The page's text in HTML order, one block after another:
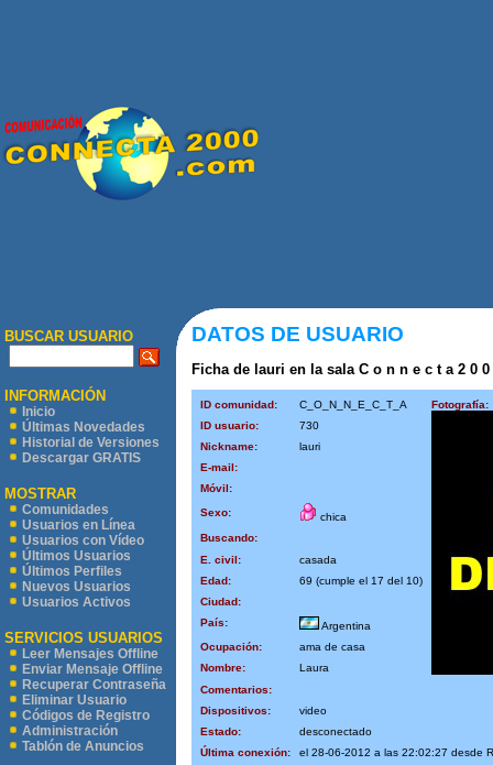
BUSCAR USUARIO
INFORMACIÓN
Inicio
Últimas Novedades
Historial de Versiones
Descargar GRATIS
MOSTRAR
Comunidades
Usuarios en Línea
Usuarios con Vídeo
Últimos Usuarios
Últimos Perfiles
Nuevos Usuarios
Usuarios Activos
SERVICIOS USUARIOS
Leer Mensajes Offline
Enviar Mensaje Offline
Recuperar Contraseña
Eliminar Usuario
Códigos de Registro
Administración
Tablón de Anuncios
DATOS DE USUARIO
Ficha de lauri en la sala C o n n e c t a 2 0 0
ID comunidad: C_O_N_N_E_C_T_A
Fotografía:
ID usuario:
730
Nickname:
lauri
E-mail:
Móvil:
Sexo:
chica
Buscando:
E. civil:
casada
Edad:
69 (cumple el 17 del 10)
Ciudad:
País:
Argentina
Ocupación:
ama de casa
Nombre:
Laura
Comentarios:
Dispositivos:
video
Estado:
desconectado
Última conexión:
el 28-06-2012 a las 22:02:27 desde